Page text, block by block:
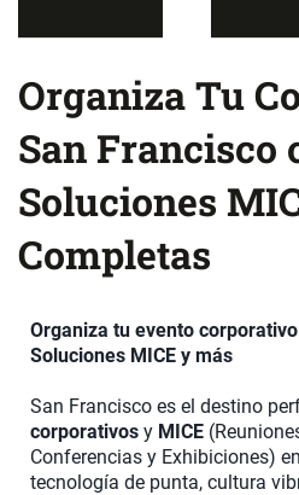
Organiza Tu
San Francisco
Soluciones
Completas
Organiza tu evento
Soluciones MICE y más
San Francisco es el destino
corporativos y MICE
Conferencias y Exhibiciones) en
tecnología de punta, cultura